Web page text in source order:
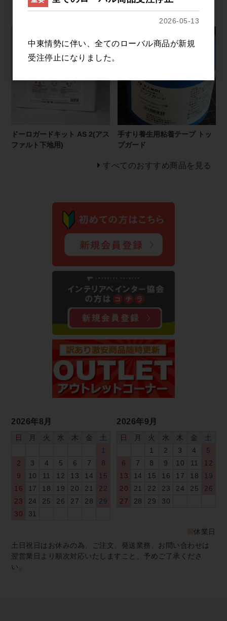
ドーロガードキット AS 2(アス
ファルト下地用)
手すり養生用粘着テープ トッ
プガード
すべてのおすすめ商品を見る
2026年8月
日 月 火 水 木 金
土
1
2
3 4 5 6 7
8
9
10 11 12 13 14
15
16
17 18 19 20 21
22
23
24 25 26 27 28
29
30
31
2026年9月
日 月 火 水 木 金
土
1
2 3 4
5
6
7 8 9 10 11
12
13
14 15 16 17 18
19
20
21 22 23 24 25
26
27
28 29 30
休業日
土日祝日はお休みの為、ご注文、発送業務、お問い合わせは
翌営業日より順次対応いたしますこと、予めご了承くださ
い。
2026-05-13
中東情勢に伴い、全てのローバル商品が新規
受注停止になりました。